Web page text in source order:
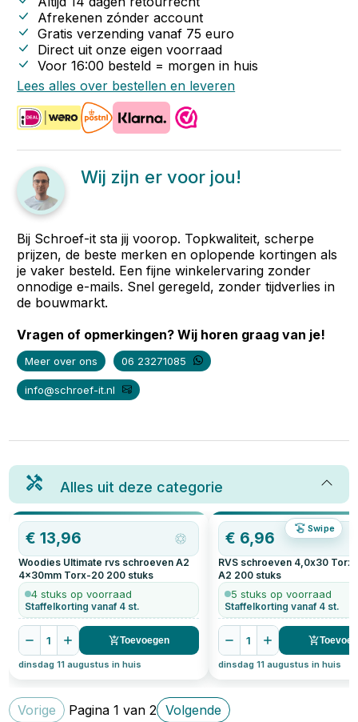
Afrekenen zónder account
Gratis verzending vanaf 75 euro
Direct uit onze eigen voorraad
Voor 16:00 besteld = morgen in huis
Lees alles over bestellen en leveren
Wij zijn er voor jou!
Bij Schroef-it sta jij voorop. Topkwaliteit, scherpe
prijzen, de beste merken en oplopende kortingen als
je vaker besteld. Een fijne winkelervaring zonder
onnodige e-mails. Snel geregeld, zonder tijdverlies in
de bouwmarkt.
Vragen of opmerkingen? Wij horen graag van je!
Meer over ons 06 23271085
info@schroef-it.nl
Alles uit deze categorie
Swipe
€13,96
Woodies Ultimate rvs schroeven A2
4x30mm Torx-20 200 stuks
4 stuks op voorraad
Staffelkorting vanaf 4 st.
1 Toevoegen
dinsdag 11 augustus in huis
€ 6,96
RVS schroeven 4,0x30
A2 200 stuks
5 stuks op voorraad
Staffelkorting vanaf 4 st.
1
dinsdag 11 augustus in huis
Vorige Pagina1 van2 Volgende